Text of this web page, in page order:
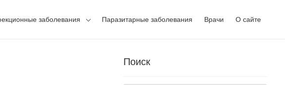
заболевания Паразитарные заболевания Врачи О сайте
Поиск